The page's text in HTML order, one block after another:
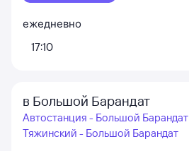
ежедневно
17:10
в Большой Барандат
Автостанция - Большой Барандат
Тяжинский - Большой Барандат